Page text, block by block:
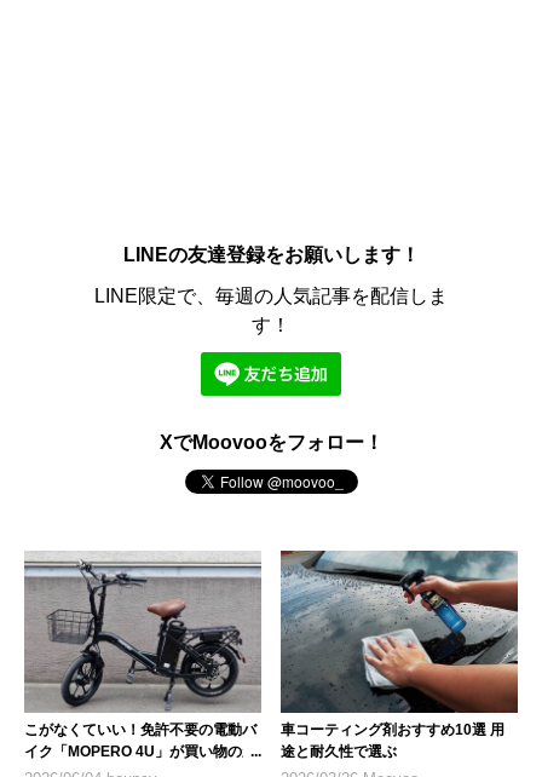
LINEの友達登録をお願いします！
LINE限定で、毎週の人気記事を配信しま
す！
XでMoovooをフォロー！
こがなくていい！免許不要の電動バ
イク「MOPERO 4U」が買い物の新
車コーティング剤おすすめ10選 用
途と耐久性で選ぶ